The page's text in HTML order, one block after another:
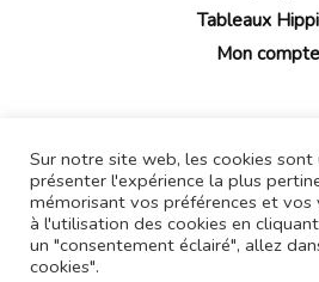
Tableaux
Mon compte
Sur notre site web, les cookies
présenter l'expérience la plus
mémorisant vos préférences et vos
à l'utilisation des cookies en
un "consentement éclairé", allez
cookies".